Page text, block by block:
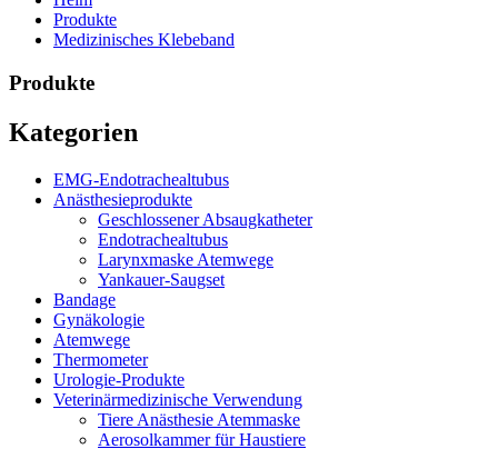
Produkte
Medizinisches Klebeband
Produkte
Kategorien
EMG-Endotrachealtubus
Anästhesieprodukte
Geschlossener Absaugkatheter
Endotrachealtubus
Larynxmaske Atemwege
Yankauer-Saugset
Bandage
Gynäkologie
Atemwege
Thermometer
Urologie-Produkte
Veterinärmedizinische Verwendung
Tiere Anästhesie Atemmaske
Aerosolkammer für Haustiere